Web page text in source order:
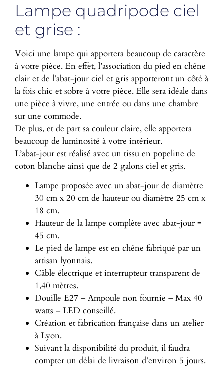
Lampe quadripode ciel
et grise :
Voici une lampe qui apportera beaucoup de caractère
à votre pièce. En effet, l’association du pied en chêne
clair et de l’abat-jour ciel et gris apporteront un côté à
la fois chic et sobre à votre pièce. Elle sera idéale dans
une pièce à vivre, une entrée ou dans une chambre
sur une commode.
De plus, et de part sa couleur claire, elle apportera
beaucoup de luminosité à votre intérieur.
L’abat-jour est réalisé avec un tissu en popeline de
coton blanche ainsi que de 2 galons ciel et gris.
Lampe proposée avec un abat-jour de diamètre
30 cm x 20 cm de hauteur ou diamètre 25 cm x
18 cm.
Hauteur de la lampe complète avec abat-jour =
45 cm.
Le pied de lampe est en chêne fabriqué par un
artisan lyonnais.
Câble électrique et interrupteur transparent de
1,40 mètres.
Douille E27 – Ampoule non fournie – Max 40
watts – LED conseillé.
Création et fabrication française dans un atelier
à Lyon.
Suivant la disponibilité du produit, il faudra
compter un délai de livraison d’environ 5 jours.